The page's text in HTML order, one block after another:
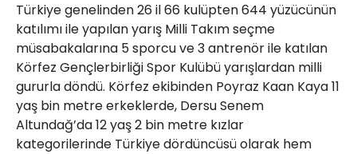
Türkiye genelinden 26 il 66 kulüpten 644 yüzücünün
katılımı ile yapılan yarış Milli Takım seçme
müsabakalarına 5 sporcu ve 3 antrenör ile katılan
Körfez Gençlerbirliği Spor Kulübü yarışlardan milli
gururla döndü. Körfez ekibinden Poyraz Kaan Kaya 11
yaş bin metre erkeklerde, Dersu Senem
Altundağ’da 12 yaş 2 bin metre kızlar
kategorilerinde Türkiye dördüncüsü olarak hem